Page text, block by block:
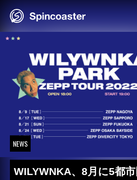
NEWS
WILYWNKA、8月に5都